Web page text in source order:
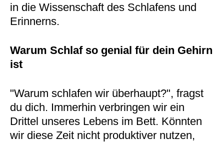
in die Wissenschaft des Schlafens und
Erinnerns.
Warum Schlaf so genial für dein Gehirn
ist
"Warum schlafen wir überhaupt?", fragst
du dich. Immerhin verbringen wir ein
Drittel unseres Lebens im Bett. Könnten
wir diese Zeit nicht produktiver nutzen,